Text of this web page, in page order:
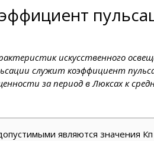
искусственного
служит коэффициент
за период в Люксах к
являются значения